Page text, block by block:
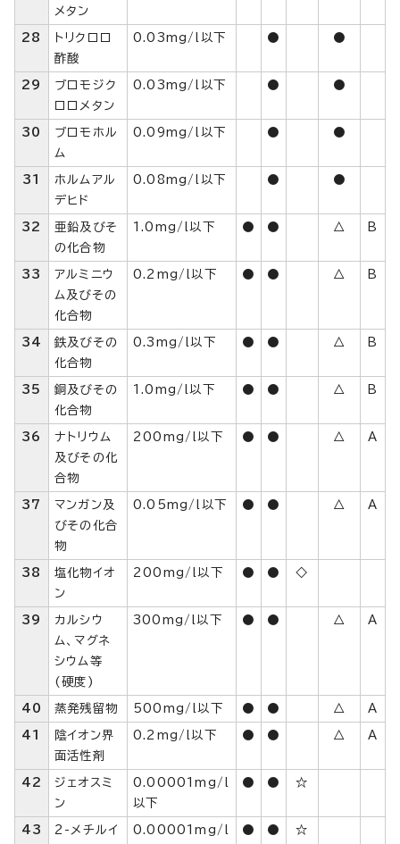
メタン
28
トリクロロ
酢酸
0.03mg/l以下 ● ●
29
ブロモジク
ロロメタン
0.03mg/l以下 ● ●
30
ブロモホル
ム
0.09mg/l以下 ● ●
31
ホルムアル
デヒド
0.08mg/l以下 ● ●
32
亜鉛及びそ
の化合物
1.0mg/l以下 ● ● △ B
33
アルミニウ
ム及びその
化合物
0.2mg/l以下 ● ● △ B
34
鉄及びその
化合物
0.3mg/l以下 ● ● △ B
35
銅及びその
化合物
1.0mg/l以下 ● ● △ B
36
ナトリウム
及びその化
合物
200mg/l以下 ● ● △ A
37
マンガン及
びその化合
物
0.05mg/l以下 ● ● △ A
38
塩化物イオ
ン
200mg/l以下 ● ● ◇
39
カルシウ
ム、マグネ
シウム等
(硬度)
300mg/l以下 ● ● △ A
40 蒸発残留物 500mg/l以下 ● ● △ A
41
陰イオン界
面活性剤
0.2mg/l以下 ● ● △ A
42
ジェオスミ
ン
0.00001mg/l
以下
● ● ☆
43
2-メチルイ
0.00001mg/l
● ● ☆